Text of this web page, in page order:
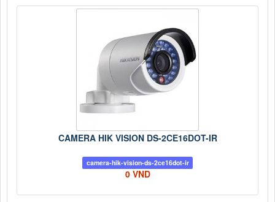
CAMERA HIK VISION DS-2CE16DOT-IR
camera-hik-vision-ds-2ce16dot-ir
0 VND